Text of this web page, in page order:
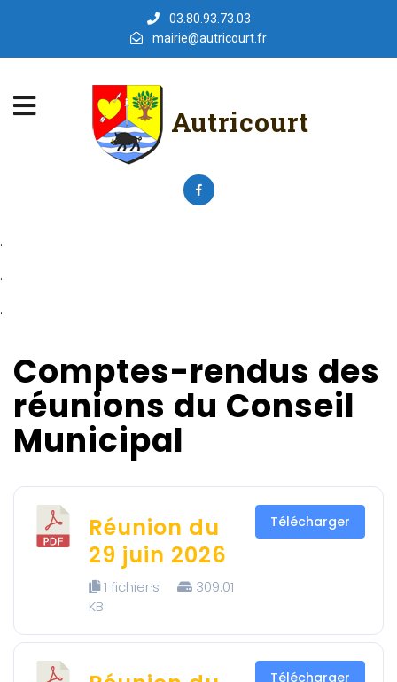
03.80.93.73.03
mairie@autricourt.fr
Autricourt
.
.
.
Comptes-rendus des
réunions du Conseil
Municipal
Réunion du
29 juin 2026
1 fichier·s
309.01
KB
Télécharger
Télécharger